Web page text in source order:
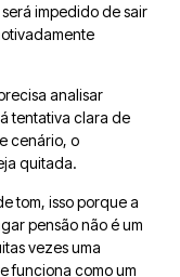
impedido de sair
analisar
tentativa clara de
cenário, o
quitada.
tom, isso porque a
pensão não é um
vezes uma
funciona como um